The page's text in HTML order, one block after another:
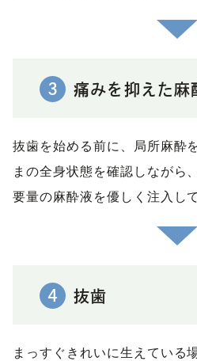
3 痛みを抑えた麻
抜歯を始める前に、局所麻酔
まの全身状態を確認しながら
要量の麻酔液を優しく注入し
4 抜歯
まっすぐきれいに生えている